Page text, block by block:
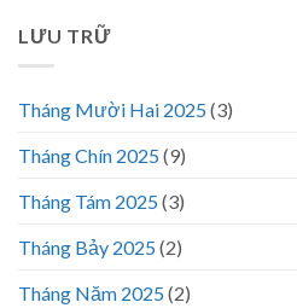
LƯU TRỮ
Tháng Mười Hai 2025(3)
Tháng Chín 2025(9)
Tháng Tám 2025(3)
Tháng Bảy 2025(2)
Tháng Năm 2025(2)